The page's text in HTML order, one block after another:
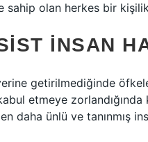
sahip olan herkes bir
INSAN
getirilmediğinde
etmeye
daha ünlü ve tanınmış